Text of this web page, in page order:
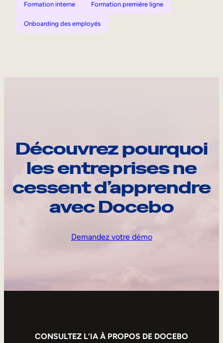
Formation interne Formation première ligne
Onboarding des employés
Découvrez pourquoi
les entreprises ne
cessent d’apprendre
avec Docebo
Demandez votre démo
CONSULTEZ L’IA À PROPOS DE DOCEBO